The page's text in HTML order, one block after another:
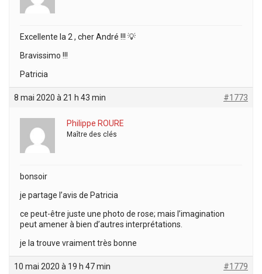
Excellente la 2 , cher André !!! 💡
Bravissimo !!!
Patricia
8 mai 2020 à 21 h 43 min #1773
Philippe ROURE
Maître des clés
bonsoir
je partage l’avis de Patricia
ce peut-être juste une photo de rose; mais l’imagination
peut amener à bien d’autres interprétations.
je la trouve vraiment très bonne
10 mai 2020 à 19 h 47 min #1779